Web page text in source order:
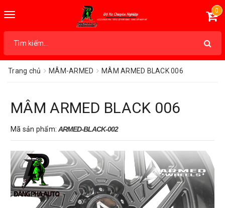
Toggle
0
Trang chủ MÂM-ARMED MÂM ARMED BLACK 006
MÂM ARMED BLACK 006
Mã sản phẩm:ARMED-BLACK-002